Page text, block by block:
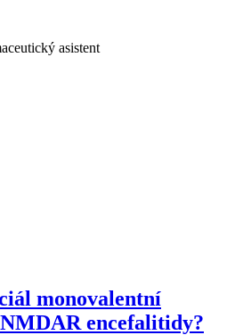
asistent
monovalentní
encefalitidy?